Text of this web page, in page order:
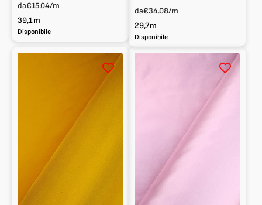
da€15.04/m
39,1m
Disponibile
da€34.08/m
29,7m
Disponibile